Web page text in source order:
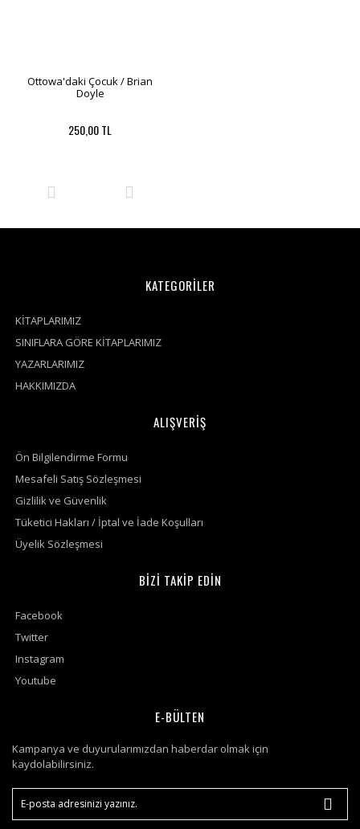
Ottowa'daki Çocuk / Brian
Doyle
250,00 TL
KATEGORİLER
KİTAPLARIMIZ
SINIFLARA GÖRE KİTAPLARIMIZ
YAZARLARIMIZ
HAKKIMIZDA
ALIŞVERİŞ
Ön Bilgilendirme Formu
Mesafeli Satış Sözleşmesi
Gizlilik ve Güvenlik
Tüketici Hakları / İptal ve İade Koşulları
Üyelik Sözleşmesi
BİZİ TAKİP EDİN
Facebook
Twitter
Instagram
Youtube
E-BÜLTEN
Kampanya ve duyurularımızdan haberdar olmak için
kaydolabilirsiniz.